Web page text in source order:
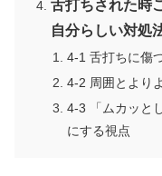
舌打ちされた時
自分らしい対処
4-1 舌打ちに傷
4-2 周囲とより
4-3 「ムカッと
にする視点